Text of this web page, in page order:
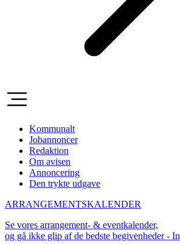
Kommunalt
Jobannoncer
Redaktion
Om avisen
Annoncering
Den trykte udgave
ARRANGEMENTSKALENDER
Se vores arrangement- & eventkalender,
og gå ikke glip af de bedste begivenheder -